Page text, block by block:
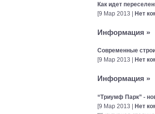
Как идет
[9 Мар 2013 |
Нет
Информация »
Современные
[9 Мар 2013 |
Нет
Информация »
“Триумф Парк” -
[9 Мар 2013 |
Нет